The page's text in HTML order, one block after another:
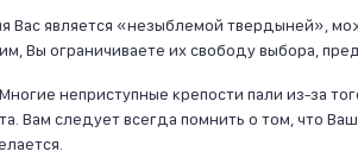
Вас является «незыблемой твердыней»,
Вы ограничиваете их свободу выбора,
неприступные крепости пали из-за
Вам следует всегда помнить о том, что